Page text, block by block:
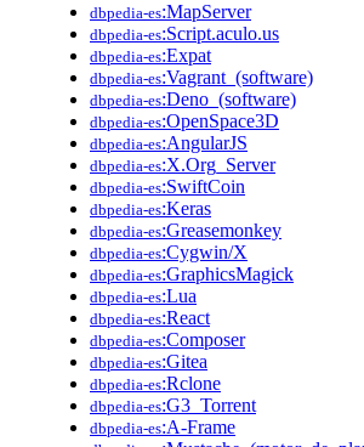
dbpedia-es:MapServer
dbpedia-es:Script.aculo.us
dbpedia-es:Expat
dbpedia-es:Vagrant_(software)
dbpedia-es:Deno_(software)
dbpedia-es:OpenSpace3D
dbpedia-es:AngularJS
dbpedia-es:X.Org_Server
dbpedia-es:SwiftCoin
dbpedia-es:Keras
dbpedia-es:Greasemonkey
dbpedia-es:Cygwin/X
dbpedia-es:GraphicsMagick
dbpedia-es:Lua
dbpedia-es:React
dbpedia-es:Composer
dbpedia-es:Gitea
dbpedia-es:Rclone
dbpedia-es:G3_Torrent
dbpedia-es:A-Frame